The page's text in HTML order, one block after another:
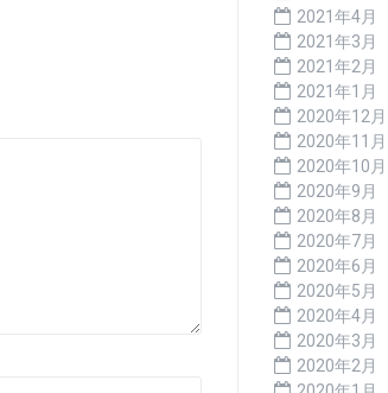
2021年4月
2021年3月
2021年2月
2021年1月
2020年12月
2020年11月
2020年10月
2020年9月
2020年8月
2020年7月
2020年6月
2020年5月
2020年4月
2020年3月
2020年2月